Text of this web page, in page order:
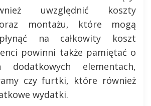
uwzględnić koszty
montażu, które mogą
na całkowity koszt
powinni także pamiętać o
dodatkowych elementach,
czy furtki, które również
wydatki.